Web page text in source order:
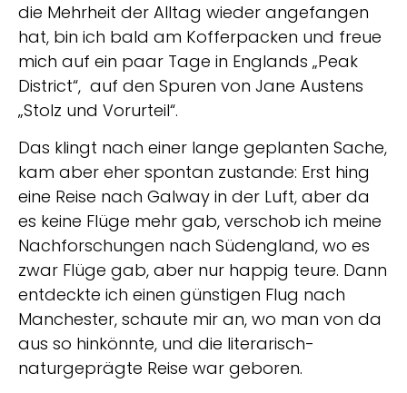
die Mehrheit der Alltag wieder angefangen
hat, bin ich bald am Kofferpacken und freue
mich auf ein paar Tage in Englands „Peak
District“, auf den Spuren von Jane Austens
„Stolz und Vorurteil“.
Das klingt nach einer lange geplanten Sache,
kam aber eher spontan zustande: Erst hing
eine Reise nach Galway in der Luft, aber da
es keine Flüge mehr gab, verschob ich meine
Nachforschungen nach Südengland, wo es
zwar Flüge gab, aber nur happig teure. Dann
entdeckte ich einen günstigen Flug nach
Manchester, schaute mir an, wo man von da
aus so hinkönnte, und die literarisch-
naturgeprägte Reise war geboren.